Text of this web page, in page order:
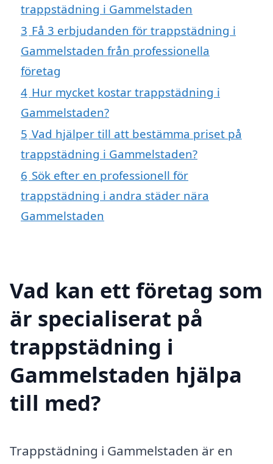
trappstädning i Gammelstaden
3 Få 3 erbjudanden för trappstädning i
Gammelstaden från professionella
företag
4 Hur mycket kostar trappstädning i
Gammelstaden?
5 Vad hjälper till att bestämma priset på
trappstädning i Gammelstaden?
6 Sök efter en professionell för
trappstädning i andra städer nära
Gammelstaden
Vad kan ett företag som
är specialiserat på
trappstädning i
Gammelstaden hjälpa
till med?
Trappstädning i Gammelstaden är en